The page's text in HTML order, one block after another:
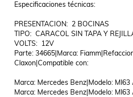
Especificaciones técnicas:
PRESENTACION:  2 BOCINAS
TIPO:  CARACOL SIN TAPA Y
VOLTS:  12V
Parte: 34665|Marca:
Claxon|Compatible con:
Marca: Mercedes Benz|Modelo: Ml63
Marca: Mercedes Benz|Modelo: Ml63